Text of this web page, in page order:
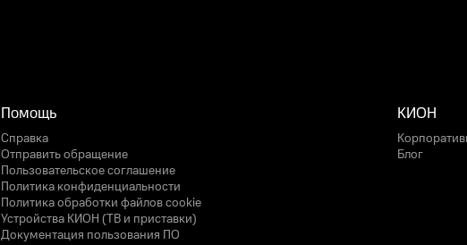
Помощь
Справка
Отправить обращение
Пользовательское соглашение
Политика конфиденциальности
Политика обработки файлов cookie
Устройства КИОН (ТВ и приставки)
Документация пользования ПО
КИОН
Блог